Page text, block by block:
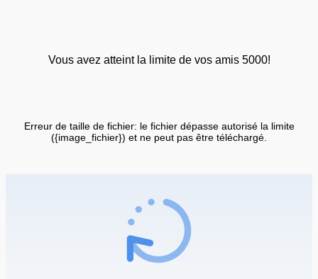
Vous avez atteint la limite de vos amis 5000!
Erreur de taille de fichier: le fichier dépasse autorisé la limite
({image_fichier}) et ne peut pas être téléchargé.